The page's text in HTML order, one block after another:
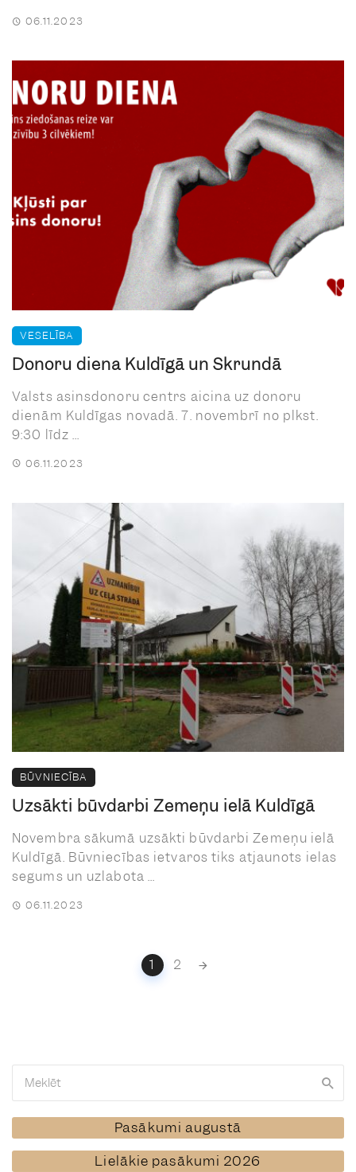
06.11.2023
VESELĪBA
Donoru diena Kuldīgā un Skrundā
Valsts asinsdonoru centrs aicina uz donoru
dienām Kuldīgas novadā. 7. novembrī no plkst.
9:30 līdz ...
06.11.2023
BŪVNIECĪBA
Uzsākti būvdarbi Zemeņu ielā Kuldīgā
Novembra sākumā uzsākti būvdarbi Zemeņu ielā
Kuldīgā. Būvniecības ietvaros tiks atjaunots ielas
segums un uzlabota ...
06.11.2023
1 2
Pasākumi augustā
Lielākie pasākumi 2026